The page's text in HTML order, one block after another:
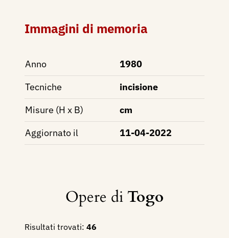
Immagini di memoria
Anno
1980
Tecniche
incisione
Misure (H x B)
cm
Aggiornato il
11-04-2022
Opere di Togo
Risultati trovati: 46